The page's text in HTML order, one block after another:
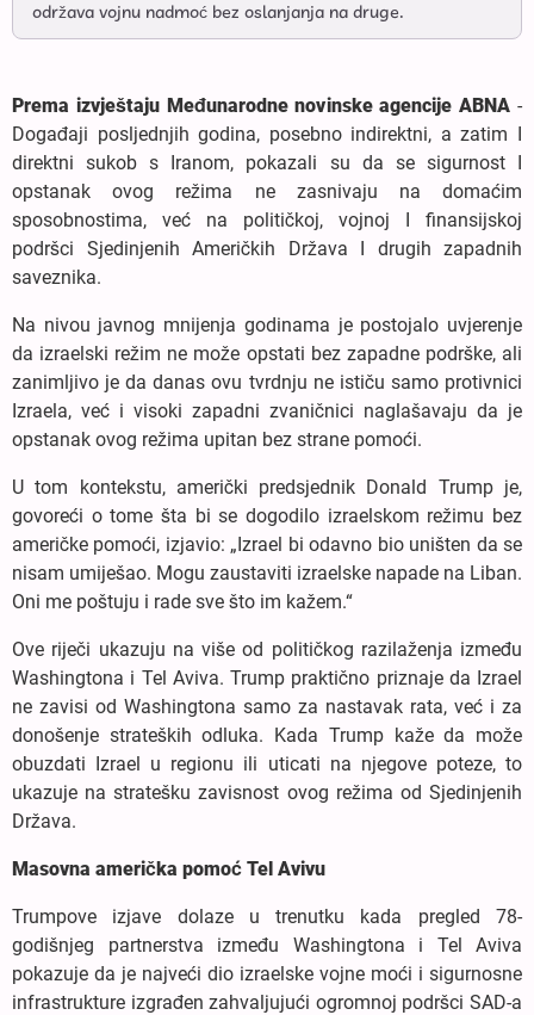
održava vojnu nadmoć bez oslanjanja na druge.
Prema izvještaju Međunarodne novinske agencije ABNA -
Događaji posljednjih godina, posebno indirektni, a zatim I
direktni sukob s Iranom, pokazali su da se sigurnost I
opstanak ovog režima ne zasnivaju na domaćim
sposobnostima, već na političkoj, vojnoj I finansijskoj
podršci Sjedinjenih Američkih Država I drugih zapadnih
saveznika.
Na nivou javnog mnijenja godinama je postojalo uvjerenje
da izraelski režim ne može opstati bez zapadne podrške, ali
zanimljivo je da danas ovu tvrdnju ne ističu samo protivnici
Izraela, već i visoki zapadni zvaničnici naglašavaju da je
opstanak ovog režima upitan bez strane pomoći.
U tom kontekstu, američki predsjednik Donald Trump je,
govoreći o tome šta bi se dogodilo izraelskom režimu bez
američke pomoći, izjavio: „Izrael bi odavno bio uništen da se
nisam umiješao. Mogu zaustaviti izraelske napade na Liban.
Oni me poštuju i rade sve što im kažem.“
Ove riječi ukazuju na više od političkog razilaženja između
Washingtona i Tel Aviva. Trump praktično priznaje da Izrael
ne zavisi od Washingtona samo za nastavak rata, već i za
donošenje strateških odluka. Kada Trump kaže da može
obuzdati Izrael u regionu ili uticati na njegove poteze, to
ukazuje na stratešku zavisnost ovog režima od Sjedinjenih
Država.
Masovna američka pomoć Tel Avivu
Trumpove izjave dolaze u trenutku kada pregled 78-
godišnjeg partnerstva između Washingtona i Tel Aviva
pokazuje da je najveći dio izraelske vojne moći i sigurnosne
infrastrukture izgrađen zahvaljujući ogromnoj podršci SAD-a